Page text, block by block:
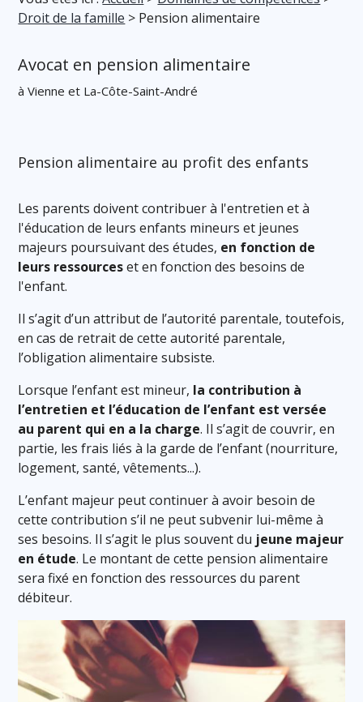
Droit de la famille > Pension alimentaire
Avocat en pension alimentaire
à Vienne et La-Côte-Saint-André
Pension alimentaire au profit des enfants
Les parents doivent contribuer à l'entretien et à
l'éducation de leurs enfants mineurs et jeunes
majeurs poursuivant des études, en fonction de
leurs ressourceset en fonction des besoins de
l'enfant.
Il s’agit d’un attribut de l’autorité parentale, toutefois,
en cas de retrait de cette autorité parentale,
l’obligation alimentaire subsiste.
Lorsque l’enfant est mineur, la contribution à
l’entretien et l’éducation de l’enfant est versée
au parent qui en a la charge. Il s’agit de couvrir, en
partie, les frais liés à la garde de l’enfant (nourriture,
logement, santé, vêtements...).
L’enfant majeur peut continuer à avoir besoin de
cette contribution s’il ne peut subvenir lui-même à
ses besoins. Il s’agit le plus souvent du jeune majeur
en étude. Le montant de cette pension alimentaire
sera fixé en fonction des ressources du parent
débiteur.